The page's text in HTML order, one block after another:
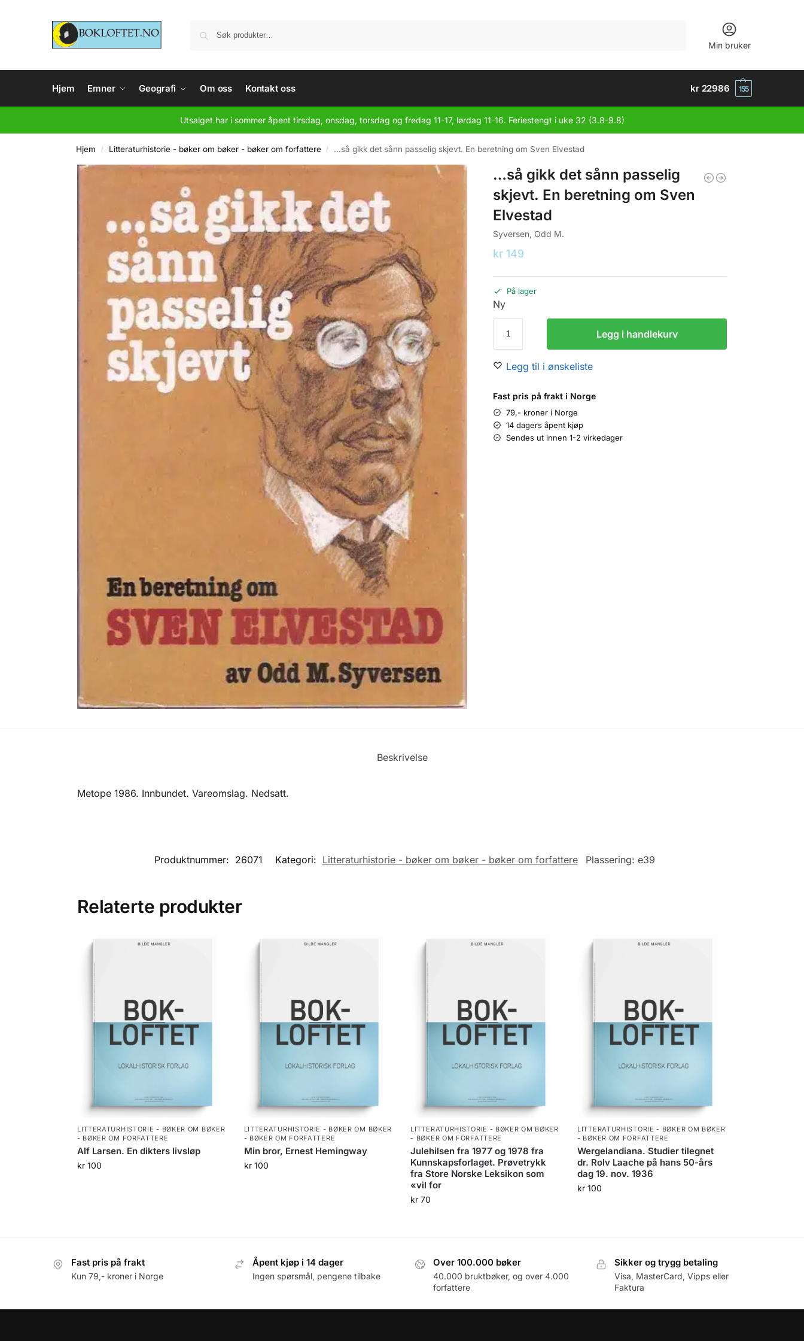
Min bruker
Hjem Emner Geografi Om oss Kontakt oss kr22986 155
Utsalget har i sommer åpent tirsdag, onsdag, torsdag og fredag 11-17, lørdag 11-16. Feriestengt i uke 32 (3.8-9.8)
Hjem / Litteraturhistorie - bøker om bøker - bøker om forfattere / …så gikk det sånn passelig skjevt. En beretning om Sven Elvestad
…så gikk det sånn passelig
skjevt. En beretning om Sven
Elvestad
Syversen, Odd M.
kr 149
På lager
Ny
Legg i handlekurv
Legg til i ønskeliste
Fast pris på frakt i Norge
79,- kroner i Norge
14 dagers åpent kjøp
Sendes ut innen 1-2 virkedager
Beskrivelse
Metope 1986. Innbundet. Vareomslag. Nedsatt.
Produktnummer: 26071 Kategori: Litteraturhistorie - bøker om bøker - bøker om forfattere Plassering: e39
Relaterte produkter
LITTERATURHISTORIE - BØKER OM BØKER
- BØKER OM FORFATTERE
Alf Larsen. En dikters livsløp
kr100
LITTERATURHISTORIE - BØKER OM BØKER
- BØKER OM FORFATTERE
Min bror, Ernest Hemingway
kr100
LITTERATURHISTORIE - BØKER OM BØKER
- BØKER OM FORFATTERE
Julehilsen fra 1977 og 1978 fra
Kunnskapsforlaget. Prøvetrykk
fra Store Norske Leksikon som
«vil for
kr 70
LITTERATURHISTORIE - BØKER OM BØKER
- BØKER OM FORFATTERE
Wergelandiana. Studier tilegnet
dr. Rolv Laache på hans 50-års
dag 19. nov. 1936
kr 100
Fast pris på frakt
Kun 79,- kroner i Norge
Åpent kjøp i 14 dager
Ingen spørsmål, pengene tilbake
Over 100.000 bøker
40.000 bruktbøker, og over 4.000
forfattere
Sikker og trygg betaling
Visa, MasterCard, Vipps eller
Faktura